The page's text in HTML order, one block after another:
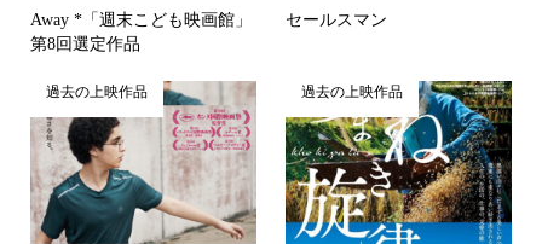
Away *「週末こども映画館」
第8回選定作品
セールスマン
過去の上映作品 過去の上映作品